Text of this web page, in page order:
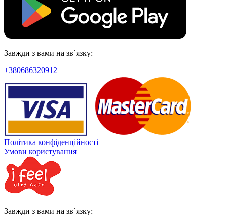
Завжди з вами на зв`язку:
+380686320912
Політика конфіденційності
Умови користування
Завжди з вами на зв`язку: